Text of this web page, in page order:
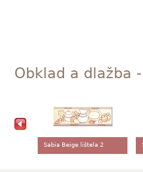
Obklad a dlažba
Sabia Beige lištela 2